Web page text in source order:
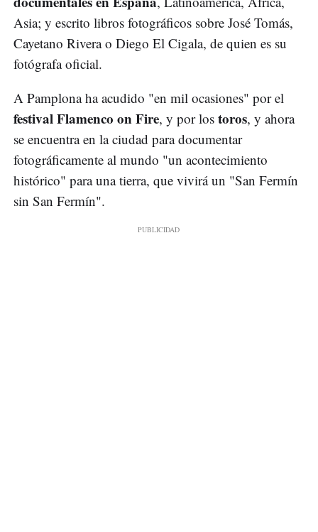
Asia; y escrito libros fotográficos sobre José Tomás,
Cayetano Rivera o Diego El Cigala, de quien es su
fotógrafa oficial.
A Pamplona ha acudido "en mil ocasiones" por el
festival Flamenco on Fire, y por los toros, y ahora
se encuentra en la ciudad para documentar
fotográficamente al mundo "un acontecimiento
histórico" para una tierra, que vivirá un "San Fermín
sin San Fermín".